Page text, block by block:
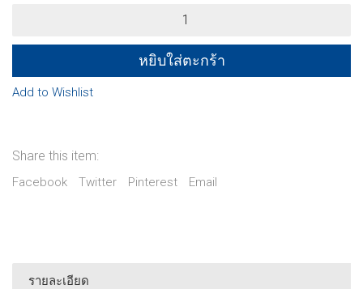
แนว
quantity
หยิบใส่ตะกร้า
Add to Wishlist
Share this item:
Facebook Twitter Pinterest Email
รายละเอียด